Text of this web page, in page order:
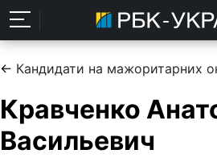
← Кандидати на мажоритарних
Кравченко
Васильевич